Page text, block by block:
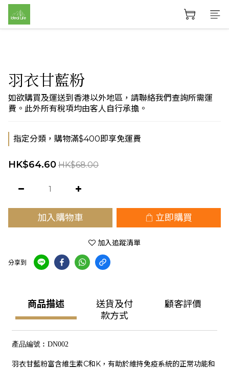
羽衣甘藍粉
如欲購買及運送到香港以外地區，請聯絡我們查詢所需運
費。此外所有稅項均由客人自行承擔。
指定分類，購物滿$400即享免運費
HK$64.60 HK$68.00
加入購物車 立即購買
加入追蹤清單
分享到
商品描述
送貨及付
款方式
顧客評價
產品編號︰ DN002
羽衣甘藍粉富含維生素C和K，有助於維持免疫系統的正常功能和